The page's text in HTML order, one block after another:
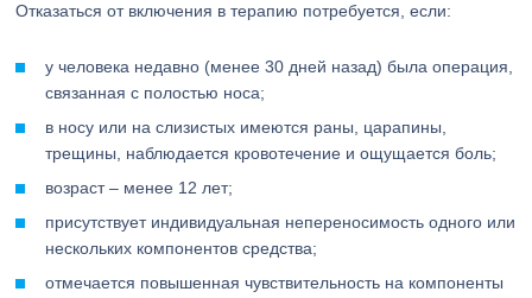
Отказаться от включения в терапию потребуется, если:
у человека недавно (менее 30 дней назад) была операция,
связанная с полостью носа;
в носу или на слизистых имеются раны, царапины,
трещины, наблюдается кровотечение и ощущается боль;
возраст – менее 12 лет;
присутствует индивидуальная непереносимость одного или
нескольких компонентов средства;
отмечается повышенная чувствительность на компоненты